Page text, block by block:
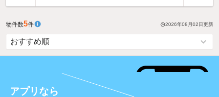
物件数5件 2026年08月02日更新
アプリなら